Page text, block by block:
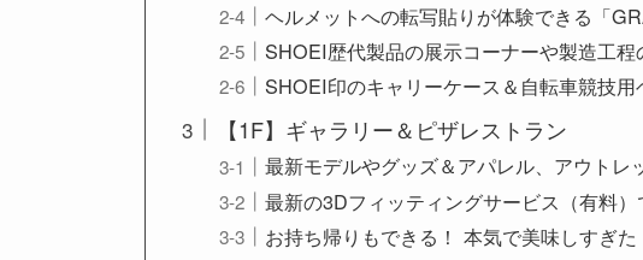
ヘルメットへの転写貼りが体験できる「
SHOEI歴代製品の展示コーナーや製造工程
SHOEI印のキャリーケース＆自転車競技用
【1F】ギャラリー＆ピザレストラン
最新モデルやグッズ＆アパレル、アウト
最新の3Dフィッティングサービス（有料
お持ち帰りもできる！ 本気で美味しすぎた